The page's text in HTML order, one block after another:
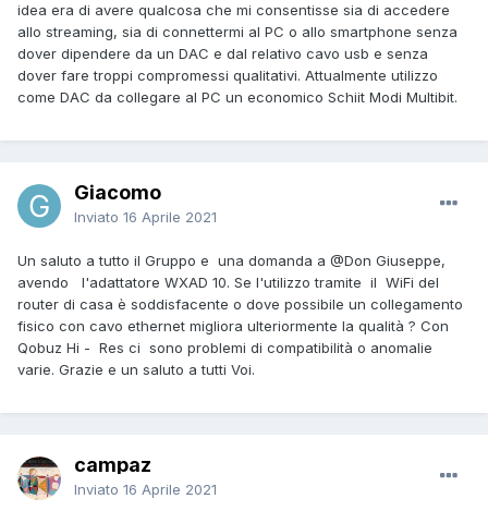
idea era di avere qualcosa che mi consentisse sia di accedere
allo streaming, sia di connettermi al PC o allo smartphone senza
dover dipendere da un DAC e dal relativo cavo usb e senza
dover fare troppi compromessi qualitativi. Attualmente utilizzo
come DAC da collegare al PC un economico Schiit Modi Multibit.
Giacomo
Inviato 16 Aprile 2021
Un saluto a tutto il Gruppo e una domanda a @Don Giuseppe,
avendo l'adattatore WXAD 10. Se l'utilizzo tramite il WiFi del
router di casa è soddisfacente o dove possibile un collegamento
fisico con cavo ethernet migliora ulteriormente la qualità ? Con
Qobuz Hi - Res ci sono problemi di compatibilità o anomalie
varie. Grazie e un saluto a tutti Voi.
campaz
Inviato 16 Aprile 2021